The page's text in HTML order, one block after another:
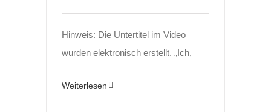
Hinweis: Die Untertitel im Video
wurden elektronisch erstellt. „Ich,
Weiterlesen